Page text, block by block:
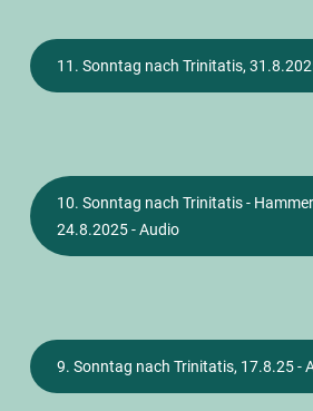
11. Sonntag nach Trinitatis,
10. Sonntag nach Trinitatis -
24.8.2025 - Audio
9. Sonntag nach Trinitatis, 17.8.25 -